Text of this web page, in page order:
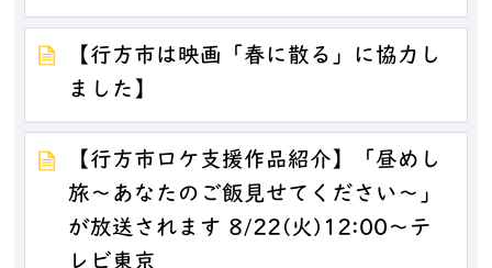
【行方市は映画「春に散る」に協力し
ました】
【行方市ロケ支援作品紹介】「昼めし
旅～あなたのご飯見せてください～」
が放送されます 8/22(火)12:00～テ